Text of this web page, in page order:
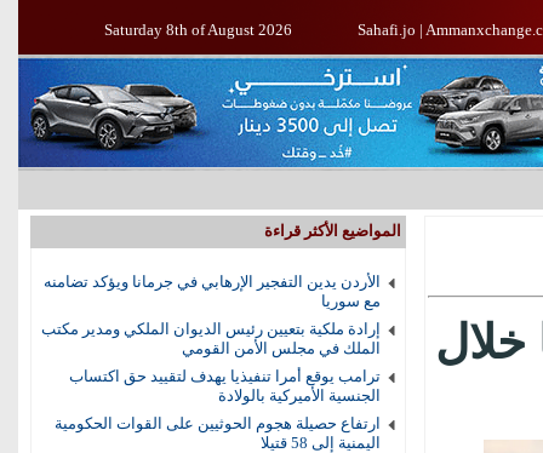
Saturday 8th of August 2026 Sahafi.jo |
المواضيع الأكثر قراءة
الأردن يدين التفجير الإرهابي في جرمانا ويؤكد تضامنه
مع سوريا
إرادة ملكية بتعيين رئيس الديوان الملكي ومدير مكتب
الملك في مجلس الأمن القومي
ترامب يوقع أمرا تنفيذيا يهدف لتقييد حق اكتساب
الجنسية الأميركية بالولادة
ارتفاع حصيلة هجوم الحوثيين على القوات الحكومية
اليمنية إلى 58 قتيلا
عسكريا خلال